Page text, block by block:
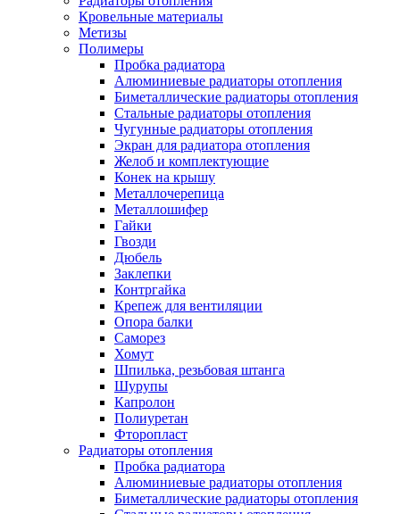
Кровельные материалы
Метизы
Полимеры
Пробка радиатора
Алюминиевые радиаторы отопления
Биметаллические радиаторы отопления
Стальные радиаторы отопления
Чугунные радиаторы отопления
Экран для радиатора отопления
Желоб и комплектующие
Конек на крышу
Металлочерепица
Металлошифер
Гайки
Гвозди
Дюбель
Заклепки
Контргайка
Крепеж для вентиляции
Опора балки
Саморез
Хомут
Шпилька, резьбовая штанга
Шурупы
Капролон
Полиуретан
Фторопласт
Радиаторы отопления
Пробка радиатора
Алюминиевые радиаторы отопления
Биметаллические радиаторы отопления